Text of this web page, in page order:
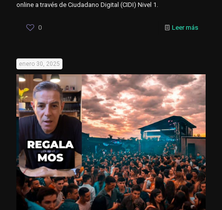
online a través de Ciudadano Digital (CIDI) Nivel 1.
0 Leer más
enero 30, 2025